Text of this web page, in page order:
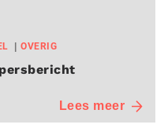
OVERIG
Lees meer